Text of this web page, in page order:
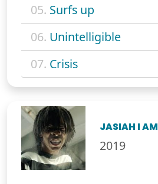
05. Surfs up
06. Unintelligible
07. Crisis
JASIAH I AM
2019